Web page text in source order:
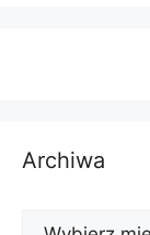
Archiwa
Archiwa